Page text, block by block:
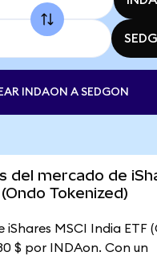
INDAON A SEDGON
del mercado de
Tokenized)
iShares MSCI India ETF
$ por INDAon. Con un